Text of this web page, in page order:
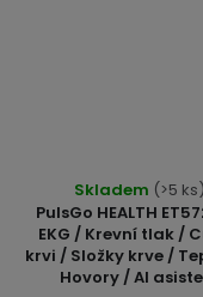
PulsGo HEALTH
EKG / Krevní tlak /
krvi / Složky krve /
Hovory / AI
je
5,0
Skladem (>5 ks)